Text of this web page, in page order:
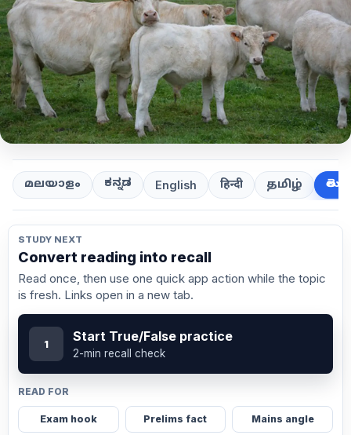
മലയാളം ಕನ್ನಡ English हिन्दी தமிழ்
STUDY NEXT
Convert reading into recall
Read once, then use one quick app action while the topic
is fresh. Links open in a new tab.
1 Start True/False practice
2-min recall check
READ FOR
Exam hook Prelims fact Mains angle